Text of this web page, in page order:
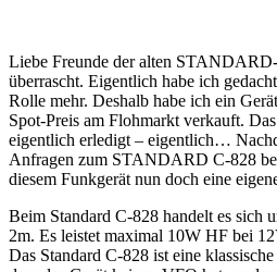
Liebe Freunde der alten
überrascht. Eigentlich habe ich
Rolle mehr. Deshalb habe ich ein
Spot-Preis am Flohmarkt verkauft.
eigentlich erledigt – eigentlich…
Anfragen zum STANDARD C-828
diesem Funkgerät nun doch eine
Beim Standard C-828 handelt es sich
2m. Es leistet maximal 10W HF bei
Das Standard C-828 ist eine